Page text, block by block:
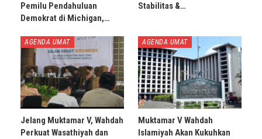
Pemilu Pendahuluan
Demokrat di Michigan,…
Stabilitas &…
AGENDA UMAT
Jelang Muktamar V, Wahdah
Perkuat Wasathiyah dan
AGENDA UMAT
Muktamar V Wahdah
Islamiyah Akan Kukuhkan